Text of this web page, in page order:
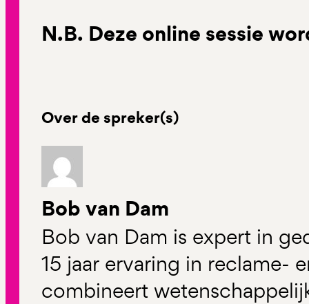
N.B. Deze online sessie
Over de spreker(s)
Bob van Dam
Bob van Dam is expert in
15 jaar ervaring in reclame-
combineert